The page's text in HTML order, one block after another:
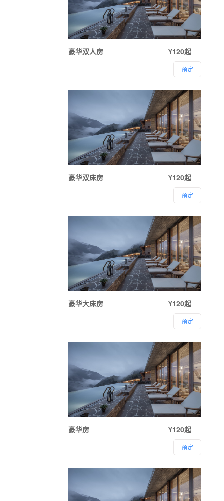
豪华双人房 ¥120起
预定
豪华双床房 ¥120起
预定
豪华大床房 ¥120起
预定
豪华房 ¥120起
预定